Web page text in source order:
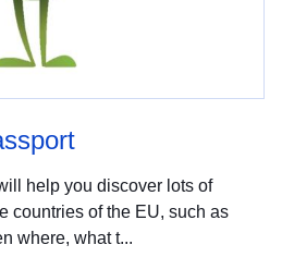
help you discover lots of
countries of the EU, such as
where, what t...